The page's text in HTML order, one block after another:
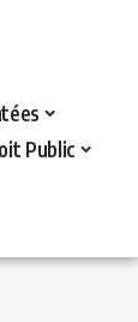
Public
>Droit